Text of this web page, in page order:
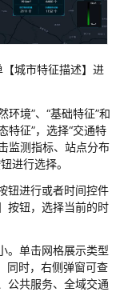
城市特征描述】进
环境”、“基础特征”和
特征”，选择“交通特
监测指标、站点分布
进行选择。
钮进行或者时间控件
按钮，选择当前的时
。单击网格展示类型
同时，右侧弹窗可查
公共服务、全域交通